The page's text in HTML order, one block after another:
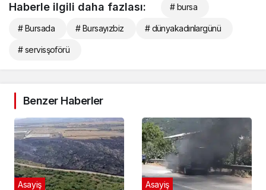
Haberle ilgili daha fazlası: # bursa
# Bursada # Bursayızbiz # dünyakadınlargünü
# servisşoförü
Benzer Haberler
Asayiş Asayiş